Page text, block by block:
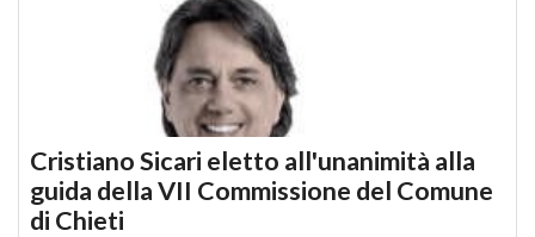
Cristiano Sicari eletto all'unanimità alla
guida della VII Commissione del Comune
di Chieti